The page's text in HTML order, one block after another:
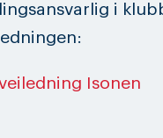
i
Isonen